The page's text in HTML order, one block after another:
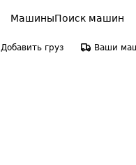
МашиныПоиск машин
Добавить груз Ваши